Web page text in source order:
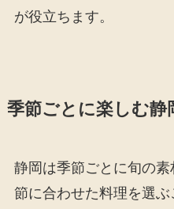
が役立ちます。
季節ごとに楽しむ静
静岡は季節ごとに旬の
節に合わせた料理を選